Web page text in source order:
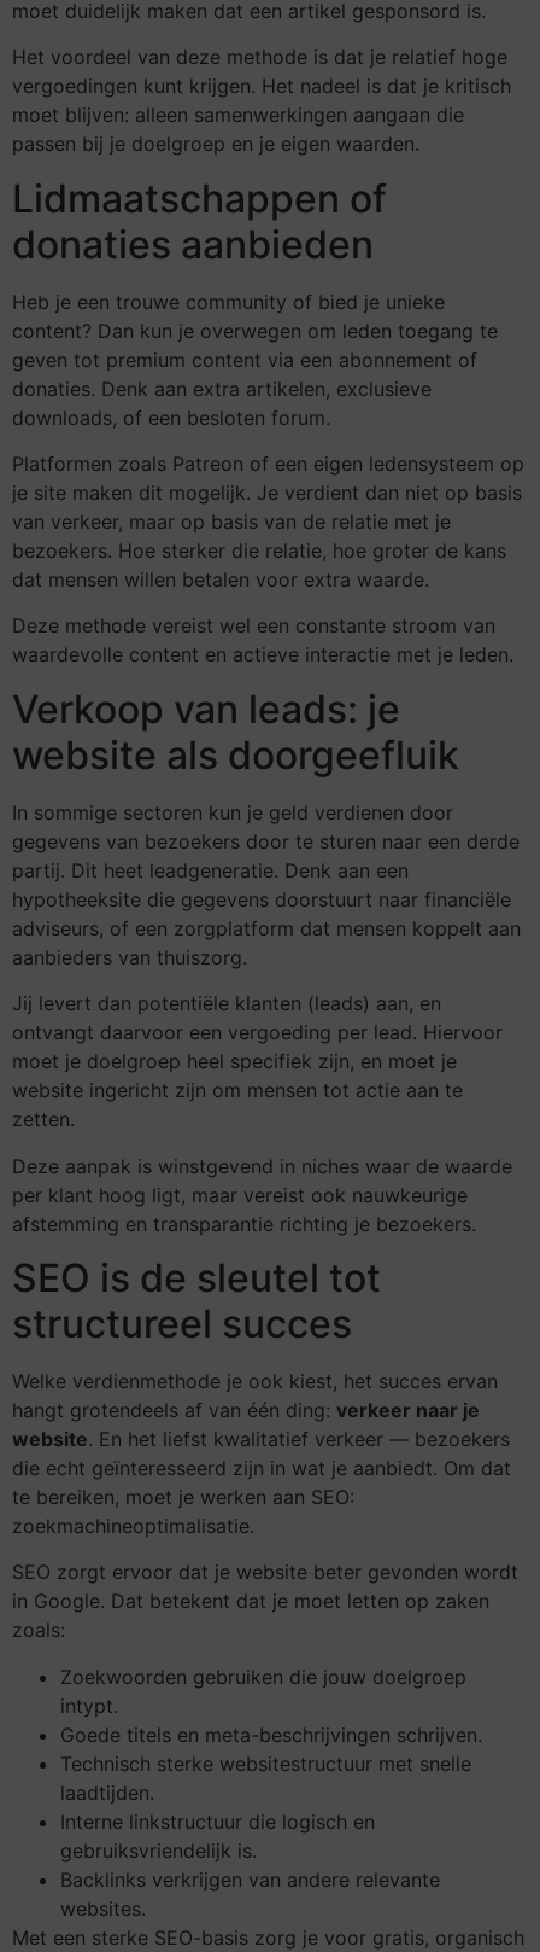
moet duidelijk maken dat een artikel gesponsord is.
Het voordeel van deze methode is dat je relatief hoge
vergoedingen kunt krijgen. Het nadeel is dat je kritisch
moet blijven: alleen samenwerkingen aangaan die
passen bij je doelgroep en je eigen waarden.
Lidmaatschappen of
donaties aanbieden
Heb je een trouwe community of bied je unieke
content? Dan kun je overwegen om leden toegang te
geven tot premium content via een abonnement of
donaties. Denk aan extra artikelen, exclusieve
downloads, of een besloten forum.
Platformen zoals Patreon of een eigen ledensysteem op
je site maken dit mogelijk. Je verdient dan niet op basis
van verkeer, maar op basis van de relatie met je
bezoekers. Hoe sterker die relatie, hoe groter de kans
dat mensen willen betalen voor extra waarde.
Deze methode vereist wel een constante stroom van
waardevolle content en actieve interactie met je leden.
Verkoop van leads: je
website als doorgeefluik
In sommige sectoren kun je geld verdienen door
gegevens van bezoekers door te sturen naar een derde
partij. Dit heet leadgeneratie. Denk aan een
hypotheeksite die gegevens doorstuurt naar financiële
adviseurs, of een zorgplatform dat mensen koppelt aan
aanbieders van thuiszorg.
Jij levert dan potentiële klanten (leads) aan, en
ontvangt daarvoor een vergoeding per lead. Hiervoor
moet je doelgroep heel specifiek zijn, en moet je
website ingericht zijn om mensen tot actie aan te
zetten.
Deze aanpak is winstgevend in niches waar de waarde
per klant hoog ligt, maar vereist ook nauwkeurige
afstemming en transparantie richting je bezoekers.
SEO is de sleutel tot
structureel succes
Welke verdienmethode je ook kiest, het succes ervan
hangt grotendeels af van één ding: verkeer naar je
website. En het liefst kwalitatief verkeer — bezoekers
die echt geïnteresseerd zijn in wat je aanbiedt. Om dat
te bereiken, moet je werken aan SEO:
zoekmachineoptimalisatie.
SEO zorgt ervoor dat je website beter gevonden wordt
in Google. Dat betekent dat je moet letten op zaken
zoals:
Zoekwoorden gebruiken die jouw doelgroep
intypt.
Goede titels en meta-beschrijvingen schrijven.
Technisch sterke websitestructuur met snelle
laadtijden.
Interne linkstructuur die logisch en
gebruiksvriendelijk is.
Backlinks verkrijgen van andere relevante
websites.
Met een sterke SEO-basis zorg je voor gratis, organisch